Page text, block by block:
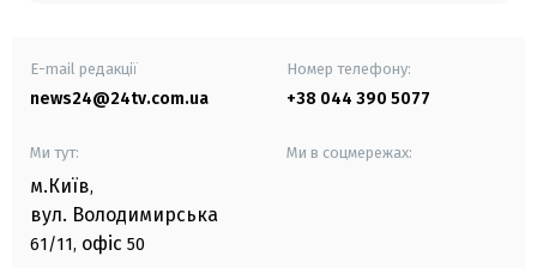
E-mail редакції
news24@24tv.com.ua
Номер телефону:
+38 044 390 5077
Ми тут:
м.Київ,
вул. Володимирська
61/11, офіс 50
Ми в соцмережах: